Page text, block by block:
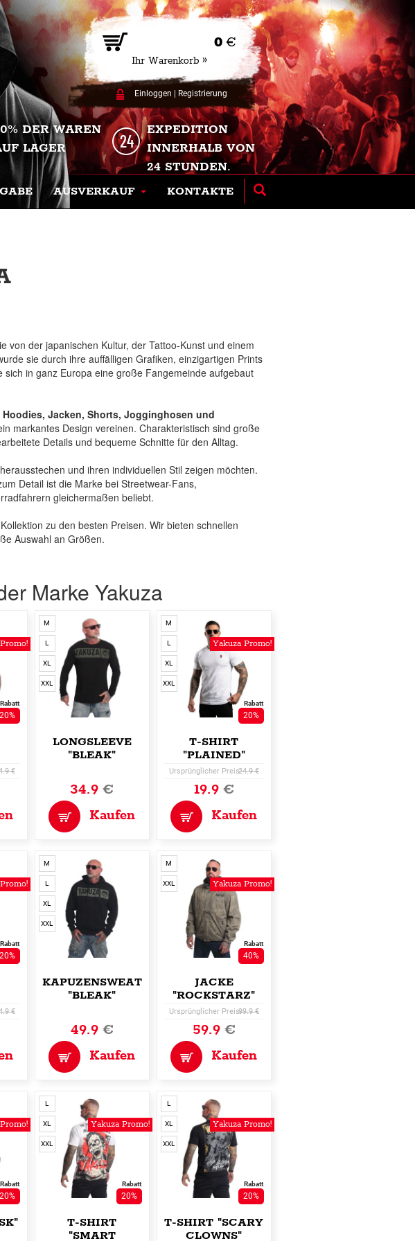
0 €
Ihr Warenkorb »
Einloggen Registrierung
DER WAREN
LAGER
EXPEDITION
INNERHALB VON
24 STUNDEN.
AUSVERKAUF KONTAKTE
von der japanischen Kultur, der Tattoo-Kunst und einem
sie durch ihre auffälligen Grafiken, einzigartigen Prints
in ganz Europa eine große Fangemeinde aufgebaut
Hoodies, Jacken, Shorts, Jogginghosen und
markantes Design vereinen. Charakteristisch sind große
Details und bequeme Schnitte für den Alltag.
und ihren individuellen Stil zeigen möchten.
Detail ist die Marke bei Streetwear-Fans,
gleichermaßen beliebt.
Kollektion zu den besten Preisen. Wir bieten schnellen
Auswahl an Größen.
Marke Yakuza
Rabatt
20%
€
M
L
XL
XXL
LONGSLEEVE
"BLEAK"
34.9€
Kaufen
Yakuza Promo!
M
L
XL
XXL
Rabatt
20%
T-SHIRT
"PLAINED"
Ursprünglicher Preis:24.9 €
19.9€
Kaufen
Rabatt
20%
€
M
L
XL
XXL
KAPUZENSWEATSHIRT
"BLEAK"
49.9€
Kaufen
Yakuza Promo!
M
XXL
Rabatt
40%
JACKE
"ROCKSTARZ"
Ursprünglicher Preis:99.9 €
59.9€
Kaufen
Rabatt
20%
Yakuza Promo!
L
XL
XXL
Rabatt
20%
T-SHIRT
"SMART
Yakuza Promo!
L
XL
XXL
Rabatt
20%
T-SHIRT "SCARY
CLOWNS"